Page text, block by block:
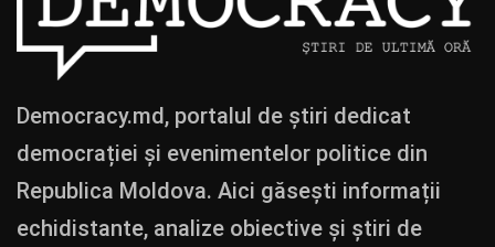
Democracy.md, portalul de știri dedicat
democrației și evenimentelor politice din
Republica Moldova. Aici găsești informații
echidistante, analize obiective și știri de